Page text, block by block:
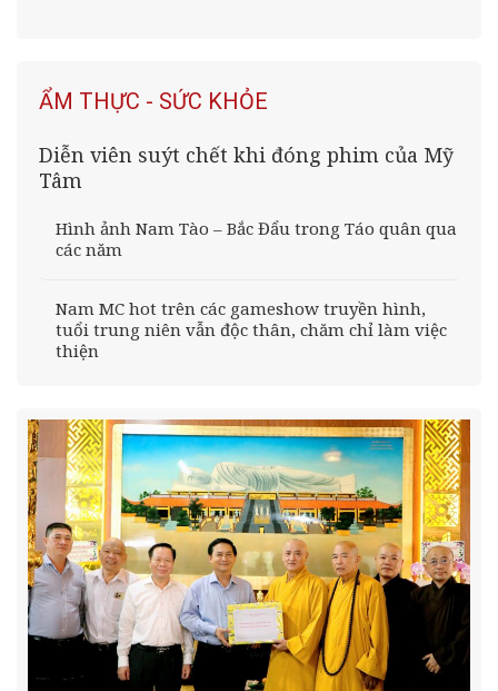
ẨM THỰC - SỨC KHỎE
Diễn viên suýt chết khi đóng phim của Mỹ
Tâm
Hình ảnh Nam Tào – Bắc Đẩu trong Táo quân qua
các năm
Nam MC hot trên các gameshow truyền hình,
tuổi trung niên vẫn độc thân, chăm chỉ làm việc
thiện